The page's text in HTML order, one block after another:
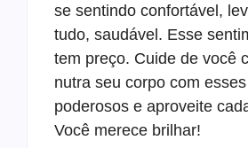
se sentindo confortável,
tudo, saudável. Esse
tem preço. Cuide de você
nutra seu corpo com
poderosos e aproveite
Você merece brilhar!